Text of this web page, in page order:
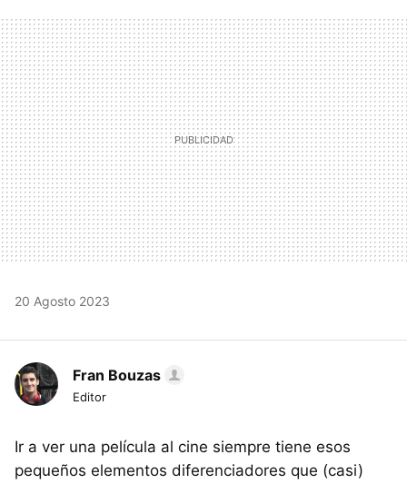
MAIL
20 Agosto 2023
Fran Bouzas
Editor
Ir a ver una película al cine siempre tiene esos
pequeños elementos diferenciadores que (casi)